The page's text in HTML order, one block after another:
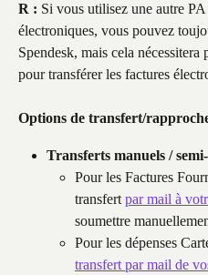
R : Si vous utilisez une autre
électroniques, vous pouvez
Spendesk, mais cela
pour transférer les factures
Options de transfert/
Transferts manuels /
Pour les Factures
transfert par mail à
soumettre
Pour les dépenses
transfert par mail de